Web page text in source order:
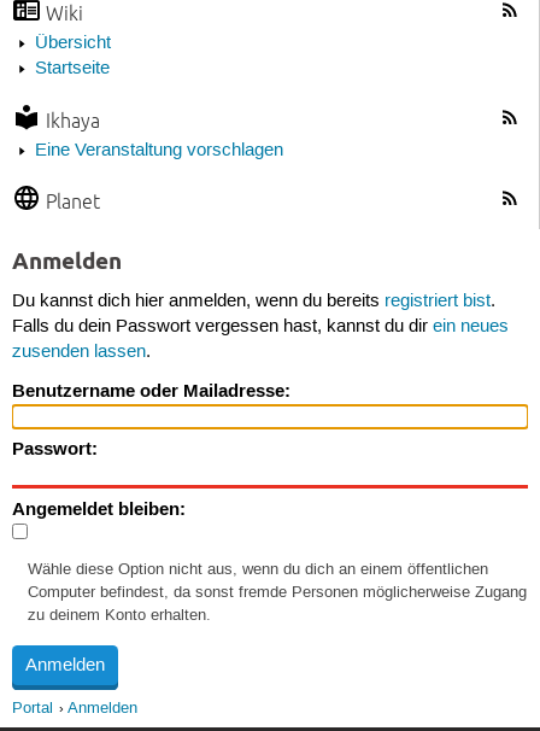
Wiki
Übersicht
Startseite
Ikhaya
Eine Veranstaltung vorschlagen
Planet
Anmelden
Du kannst dich hier anmelden, wenn du bereits registriert bist.
Falls du dein Passwort vergessen hast, kannst du dir ein neues
zusenden lassen.
Benutzername oder Mailadresse:
Passwort:
Angemeldet bleiben:
Wähle diese Option nicht aus, wenn du dich an einem öffentlichen
Computer befindest, da sonst fremde Personen möglicherweise Zugang
zu deinem Konto erhalten.
Portal Anmelden